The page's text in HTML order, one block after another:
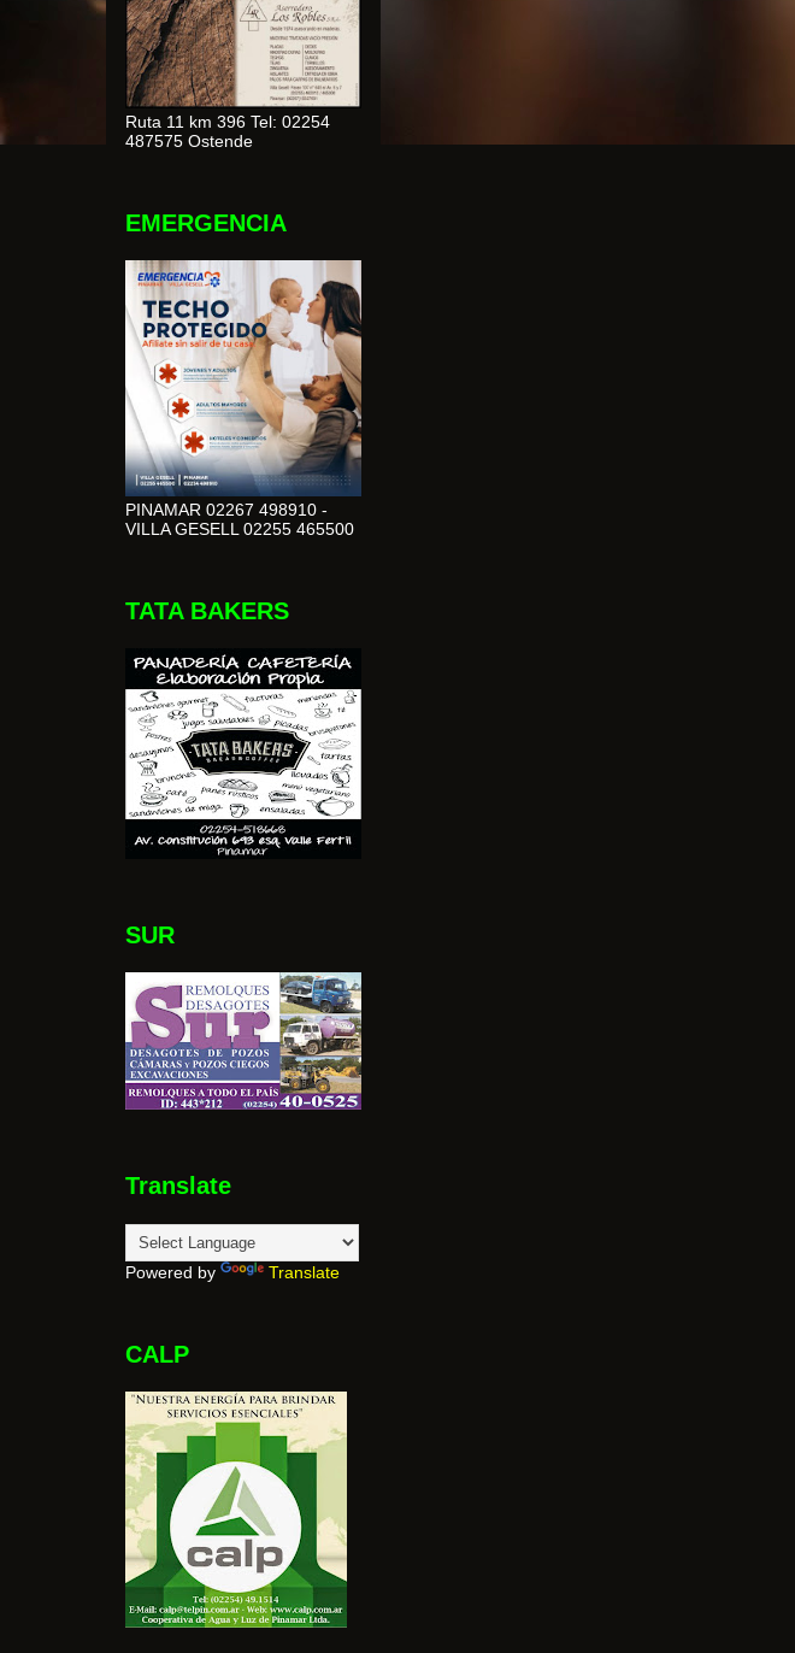
Ruta 11 km 396 Tel: 02254
487575 Ostende
EMERGENCIA
PINAMAR 02267 498910 -
VILLA GESELL 02255 465500
TATA BAKERS
SUR
Translate
Powered by Translate
CALP